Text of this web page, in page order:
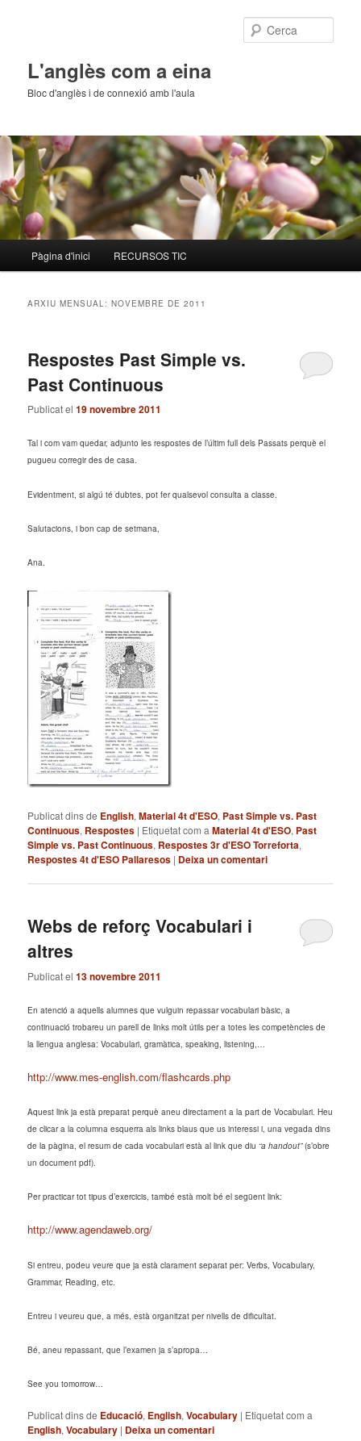
L'anglès com a eina
Bloc d'anglès i de connexió amb l'aula
principal
Aneu
principal
Aneu
secundari
Pàgina d'inici RECURSOS TIC
ARXIU MENSUAL:NOVEMBRE DE 2011
Respostes Past Simple vs.
Past Continuous
Publicat el19 novembre 2011
Tal i com vam quedar, adjunto les respostes de l’últim full dels Passats perquè el
pugueu corregir des de casa.
Evidentment, si algú té dubtes, pot fer qualsevol consulta a classe.
Salutacions, i bon cap de setmana,
Ana.
Publicat dins de English,Material 4t d'ESO, Past Simple vs. Past
Continuous, Respostes | Etiquetat com a Material 4t d'ESO, Past
Simple vs. Past Continuous, Respostes 3r d'ESO Torreforta,
Respostes 4t d'ESO Pallaresos | Deixa un comentari
Webs de reforç Vocabulari i
altres
Publicat el13 novembre 2011
En atenció a aquells alumnes que vulguin repassar vocabulari bàsic, a
continuació trobareu un parell de links molt útils per a totes les competències de
la llengua anglesa: Vocabulari, gramàtica, speaking, listening,…
http://www.mes-english.com/flashcards.php
Aquest link ja està preparat perquè aneu directament a la part de Vocabulari. Heu
de clicar a la columna esquerra als links blaus que us interessi i, una vegada dins
de la pàgina, el resum de cada vocabulari està al link que diu “a handout”(s’obre
un document pdf).
Per practicar tot tipus d’exercicis, també està molt bé el següent link:
http://www.agendaweb.org/
Si entreu, podeu veure que ja està clarament separat per: Verbs, Vocabulary,
Grammar, Reading, etc.
Entreu i veureu que, a més, està organitzat per nivells de dificultat.
Bé, aneu repassant, que l’examen ja s’apropa…
See you tomorrow…
Publicat dins de Educació, English,Vocabulary | Etiquetat com a
English,Vocabulary | Deixa un comentari